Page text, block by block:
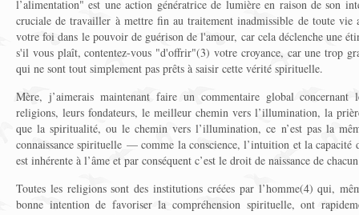
l’alimentation" est une action génératrice de lumière en raison de son
cruciale de travailler à mettre fin au traitement inadmissible de toute vie
votre foi dans le pouvoir de guérison de l'amour, car cela déclenche une
s'il vous plaît, contentez-vous "d'offrir"(3) votre croyance, car une trop
qui ne sont tout simplement pas prêts à saisir cette vérité spirituelle.
Mère, j’aimerais maintenant faire un commentaire global concernant
religions, leurs fondateurs, le meilleur chemin vers l’illumination, la
que la spiritualité, ou le chemin vers l’illumination, ce n’est pas la
connaissance spirituelle — comme la conscience, l’intuition et la
est inhérente à l’âme et par conséquent c’est le droit de naissance de
Toutes les religions sont des institutions créées par l’homme(4) qui,
bonne intention de favoriser la compréhension spirituelle, ont